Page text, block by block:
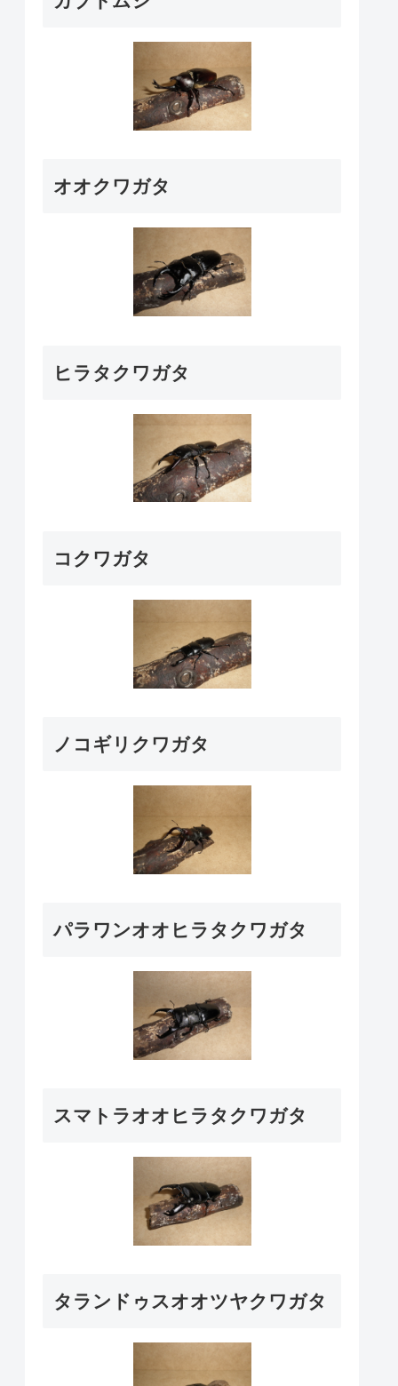
オオクワガタ
ヒラタクワガタ
コクワガタ
ノコギリクワガタ
パラワンオオヒラタクワガタ
スマトラオオヒラタクワガタ
タランドゥスオオツヤクワガタ